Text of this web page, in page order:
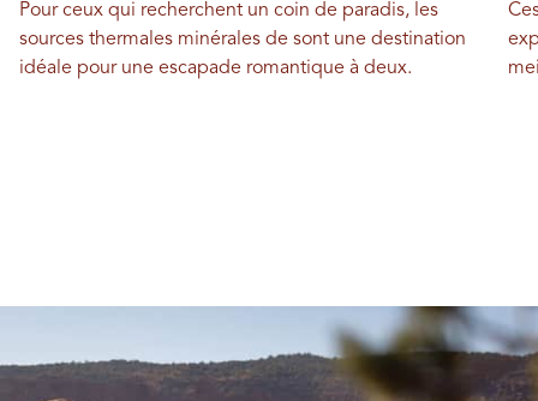
Pour ceux qui recherchent un coin de paradis, les
sources thermales minérales de sont une destination
idéale pour une escapade romantique à deux.